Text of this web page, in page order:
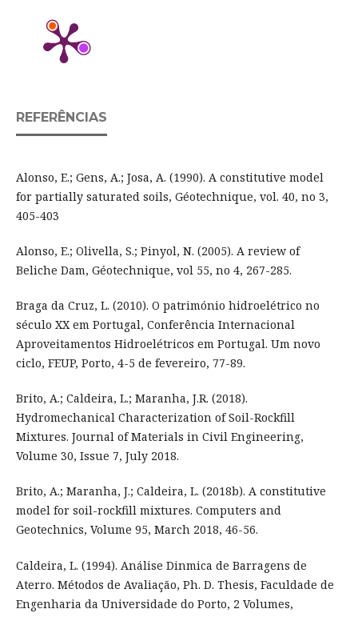
REFERÊNCIAS
Alonso, E.; Gens, A.; Josa, A. (1990). A constitutive model
for partially saturated soils, Géotechnique, vol. 40, no 3,
405-403
Alonso, E.; Olivella, S.; Pinyol, N. (2005). A review of
Beliche Dam, Géotechnique, vol 55, no 4, 267-285.
Braga da Cruz, L. (2010). O património hidroelétrico no
século XX em Portugal, Conferência Internacional
Aproveitamentos Hidroelétricos em Portugal. Um novo
ciclo, FEUP, Porto, 4-5 de fevereiro, 77-89.
Brito, A.; Caldeira, L.; Maranha, J.R. (2018).
Hydromechanical Characterization of Soil-Rockfill
Mixtures. Journal of Materials in Civil Engineering,
Volume 30, Issue 7, July 2018.
Brito, A.; Maranha, J.; Caldeira, L. (2018b). A constitutive
model for soil-rockfill mixtures. Computers and
Geotechnics, Volume 95, March 2018, 46-56.
Caldeira, L. (1994). Análise Dinmica de Barragens de
Aterro. Métodos de Avaliação, Ph. D. Thesis, Faculdade de
Engenharia da Universidade do Porto, 2 Volumes,